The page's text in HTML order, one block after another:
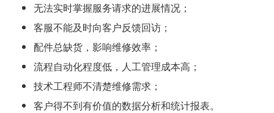
⽆法实时掌握服务请求的进展情况；
客服不能及时向客户反馈回访；
配件总缺货，影响维修效率；
流程⾃动化程度低，⼈⼯管理成本⾼；
技术⼯程师不清楚维修需求；
客户得不到有价值的数据分析和统计报表。